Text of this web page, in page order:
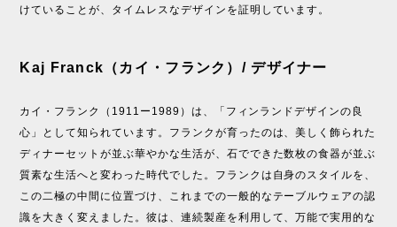
けていることが、タイムレスなデザインを証明しています。
Kaj Franck（カイ・フランク）/ デザイナー
カイ・フランク（1911ー1989）は、「フィンランドデザインの良
心」として知られています。フランクが育ったのは、美しく飾られた
ディナーセットが並ぶ華やかな生活が、石でできた数枚の食器が並ぶ
質素な生活へと変わった時代でした。フランクは自身のスタイルを、
この二極の中間に位置づけ、これまでの一般的なテーブルウェアの認
識を大きく変えました。彼は、連続製産を利用して、万能で実用的な